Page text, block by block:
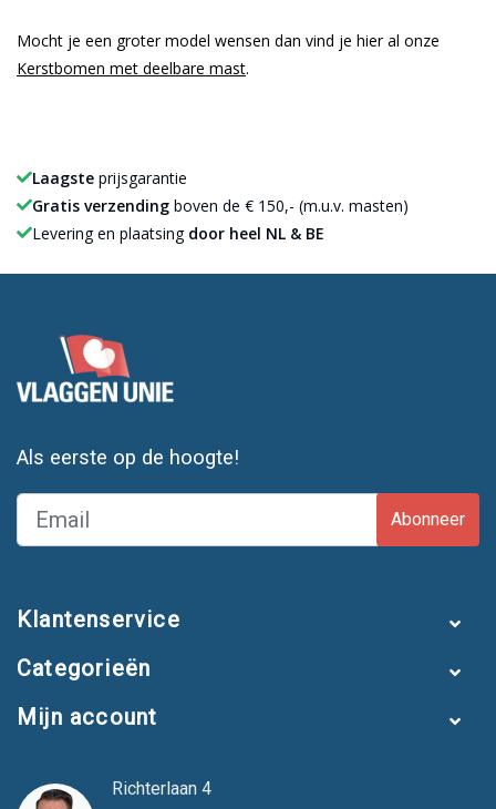
Mocht je een groter model wensen dan vind je hier al onze
Kerstbomen met deelbare mast.
Laagste prijsgarantie
Gratis verzending boven de € 150,- (m.u.v. masten)
Levering en plaatsing door heel NL & BE
Als eerste op de hoogte!
Abonneer
Klantenservice
Categorieën
Mijn account
Richterlaan 4